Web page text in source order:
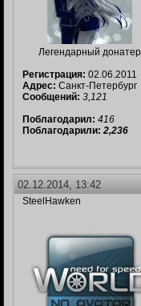
Легендарный донатер
Регистрация: 02.06.2011
Адрес: Санкт-Петербург
Сообщений: 3,121
Поблагодарил: 416
Поблагодарили: 2,236
02.12.2014, 13:42
SteelHawken